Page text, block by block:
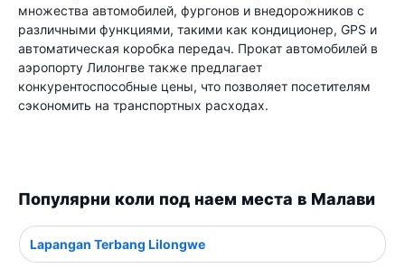
множества автомобилей, фургонов и внедорожников с
различными функциями, такими как кондиционер, GPS и
автоматическая коробка передач. Прокат автомобилей в
аэропорту Лилонгве также предлагает
конкурентоспособные цены, что позволяет посетителям
сэкономить на транспортных расходах.
Популярни коли под наем места в Малави
Lapangan Terbang Lilongwe